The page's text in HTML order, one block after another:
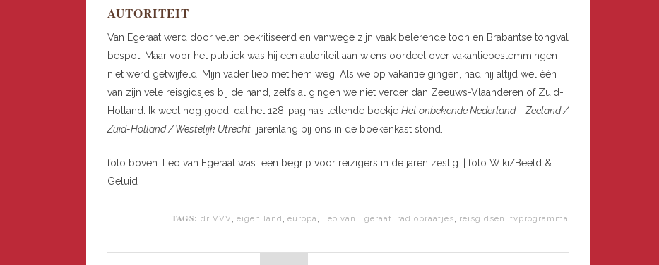
AUTORITEIT
Van Egeraat werd door velen bekritiseerd en vanwege zijn vaak belerende toon en Brabantse tongval
bespot. Maar voor het publiek was hij een autoriteit aan wiens oordeel over vakantiebestemmingen
niet werd getwijfeld. Mijn vader liep met hem weg. Als we op vakantie gingen, had hij altijd wel één
van zijn vele reisgidsjes bij de hand, zelfs al gingen we niet verder dan Zeeuws-Vlaanderen of Zuid-
Holland. Ik weet nog goed, dat het 128-pagina’s tellende boekje Het onbekende Nederland – Zeeland /
Zuid-Holland / Westelijk Utrecht jarenlang bij ons in de boekenkast stond.
foto boven: Leo van Egeraat was een begrip voor reizigers in de jaren zestig. | foto Wiki/Beeld &
Geluid
TAGS: dr VVV ,eigen land ,europa Leo van Egeraat radiopraatjes reisgidsen ,tvprogramma